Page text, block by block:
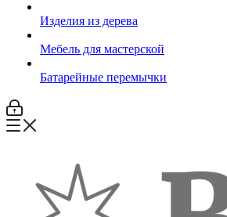
Изделия из дерева
Мебель для мастерской
Батарейные перемычки